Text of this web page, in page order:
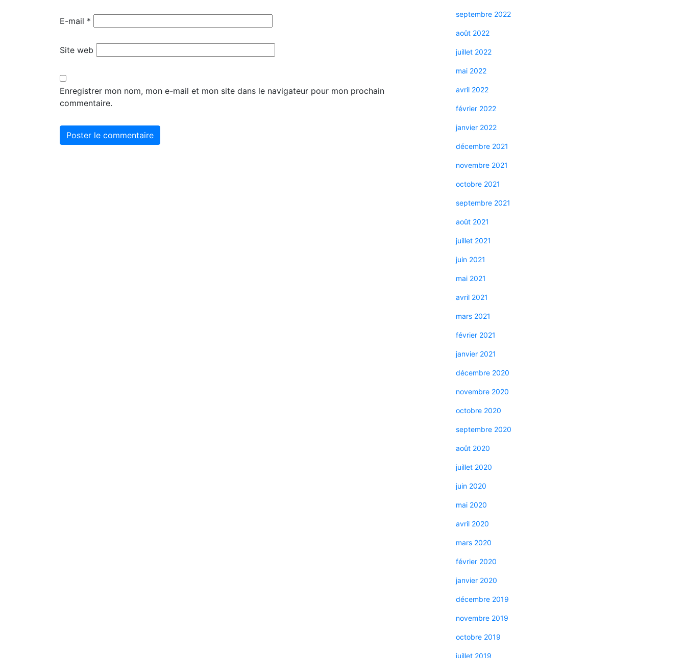
E-mail *
Site web
Enregistrer mon nom, mon e-mail et mon site dans le navigateur pour mon prochain
commentaire.
septembre 2022
août 2022
juillet 2022
mai 2022
avril 2022
février 2022
janvier 2022
décembre 2021
novembre 2021
octobre 2021
septembre 2021
août 2021
juillet 2021
juin 2021
mai 2021
avril 2021
mars 2021
février 2021
janvier 2021
décembre 2020
novembre 2020
octobre 2020
septembre 2020
août 2020
juillet 2020
juin 2020
mai 2020
avril 2020
mars 2020
février 2020
janvier 2020
décembre 2019
novembre 2019
octobre 2019
juillet 2019